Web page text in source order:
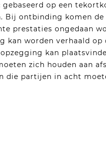
gebaseerd op een
Bij ontbinding komen
prestaties ongedaan
kan worden verhaald op
opzegging kan
zich houden aan
die partijen in acht